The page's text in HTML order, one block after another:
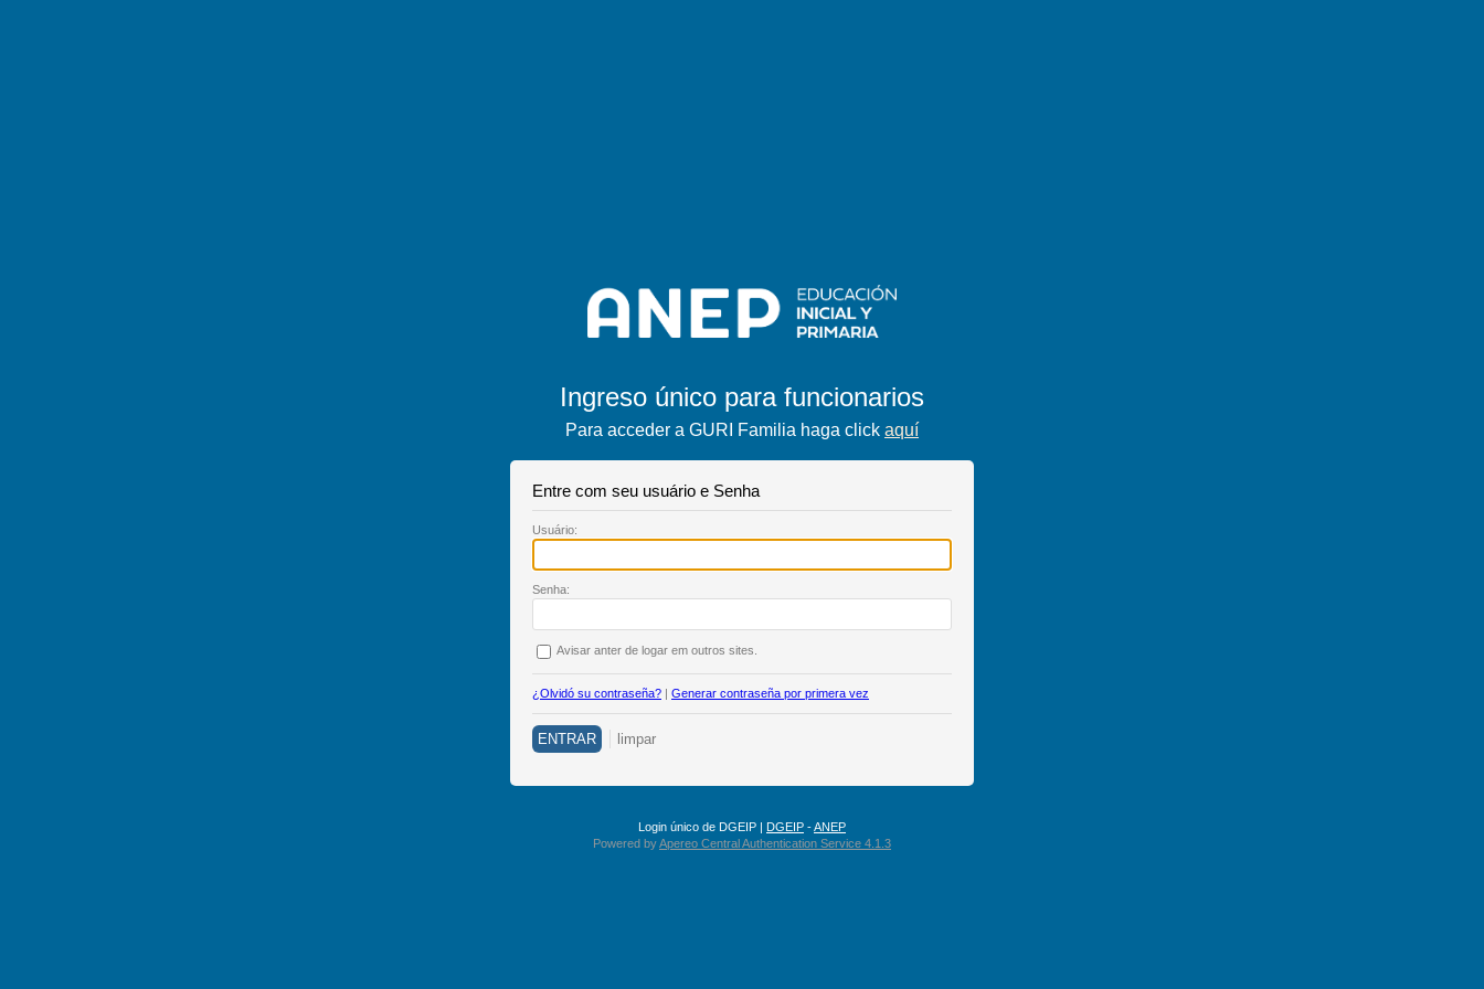
Ingreso único para funcionarios
Para acceder a GURI Familia haga click aquí
Entre com seu usuário e Senha
Usuário:
Senha:
Avisar anter de logar em outros sites.
¿Olvidó su contraseña? | Generar contraseña por primera vez
Login único de DGEIP | DGEIP -ANEP
Powered byApereo Central Authentication Service 4.1.3